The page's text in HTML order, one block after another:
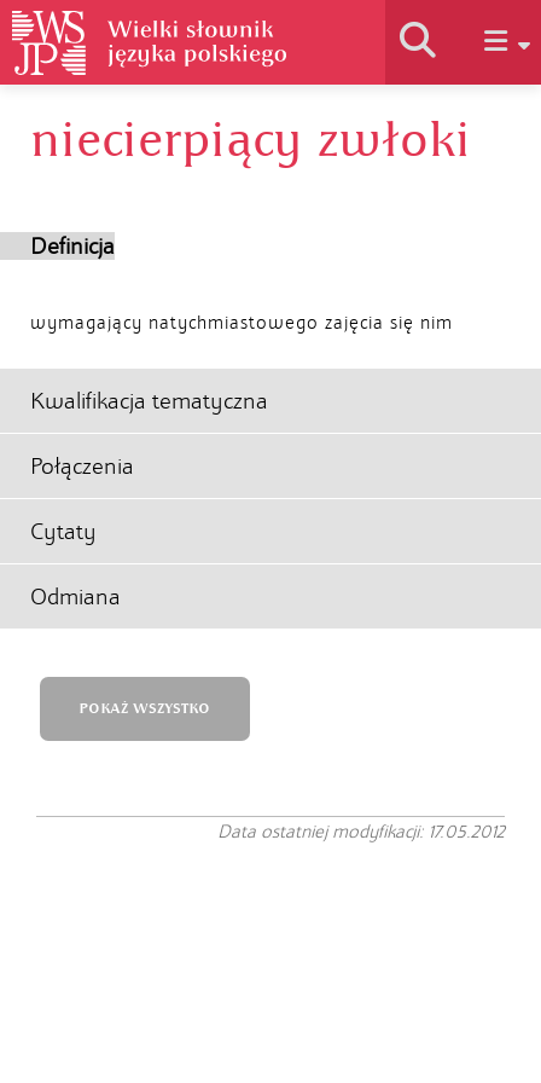
Historia słownika
niecierpiący zwłoki
Definicja
wymagający natychmiastowego zajęcia się nim
Kwalifikacja tematyczna
Połączenia
Cytaty
Odmiana
POKAŻ WSZYSTKO
Data ostatniej modyfikacji: 17.05.2012